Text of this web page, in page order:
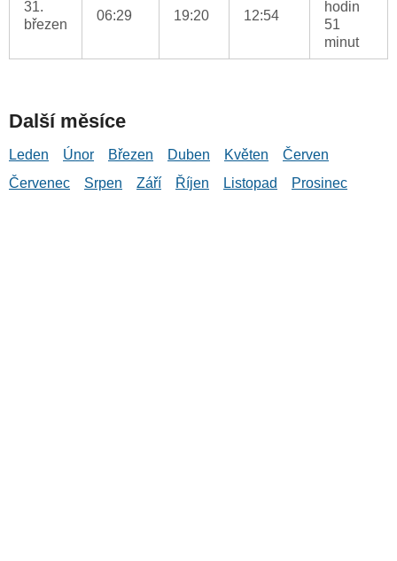
31.
březen
06:29 19:20 12:54
hodin
51
minut
Další měsíce
Leden Únor Březen Duben Květen
Červen
Červenec
Srpen Září Říjen Listopad Prosinec